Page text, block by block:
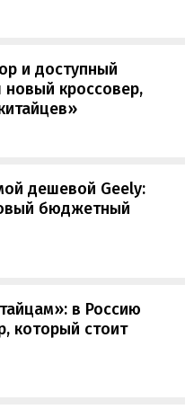
и доступный
новый кроссовер,
дешевой Geely:
бюджетный
в Россию
который стоит